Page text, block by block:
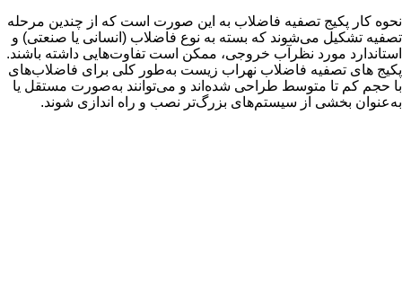
نحوه کار پکیج تصفیه فاضلاب به این صورت است که از چندین مرحله
تصفیه تشکیل می‌شوند که بسته به نوع فاضلاب (انسانی یا صنعتی) و
استاندارد مورد نظرآب خروجی، ممکن است تفاوت‌هایی داشته باشند.
پکیج ‌های تصفیه فاضلاب نهراب زیست به‌طور کلی برای فاضلاب‌های
با حجم کم تا متوسط طراحی شده‌اند و می‌توانند به‌صورت مستقل یا
به‌عنوان بخشی از سیستم‌های بزرگ‌تر نصب و راه اندازی شوند.